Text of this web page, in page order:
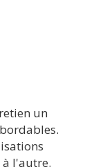
un
l'autre.